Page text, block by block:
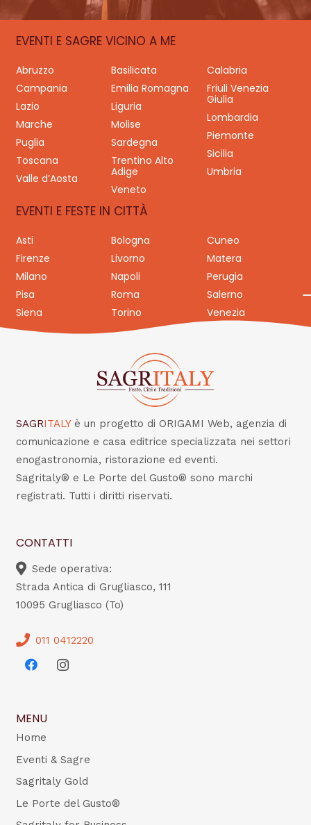
EVENTI E SAGRE VICINO A ME
Abruzzo Basilicata
Calabria
Campania
Emilia Romagna
Friuli Venezia
Giulia
Lazio
Liguria
Lombardia
Marche
Molise
Piemonte
Puglia
Sardegna
Sicilia
Toscana
Trentino Alto
Adige
Umbria
Valle d’Aosta
Veneto
EVENTI E FESTE IN CITTÀ
Asti Bologna
Cuneo
Firenze
Livorno
Matera
Milano
Napoli
Perugia
Pisa
Roma
Salerno
Siena
Torino Venezia
SAGRITALY è un progetto di ORIGAMI Web, agenzia di
comunicazione e casa editrice specializzata nei settori
enogastronomia, ristorazione ed eventi.
Sagritaly® e Le Porte del Gusto® sono marchi
registrati. Tutti i diritti riservati.
CONTATTI
Sede operativa:
Strada Antica di Grugliasco, 111
10095 Grugliasco (To)
011 0412220
MENU
Home
Eventi & Sagre
Sagritaly Gold
Le Porte del Gusto®